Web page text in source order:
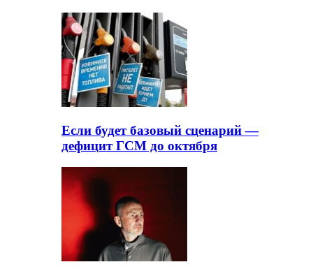
Если будет базовый сценарий —
дефицит ГСМ до октября